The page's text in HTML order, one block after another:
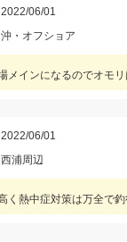
2022/06/01
沖・オフショア
メインになるのでオモ
2022/06/01
西浦周辺
く熱中症対策は万全で